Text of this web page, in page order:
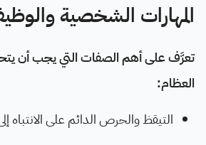
المهارات الشخصية
تعرَّف على أهم الصفات التي يجب أن
العظام:
التيقظ والحرص الدائم على الانتباه